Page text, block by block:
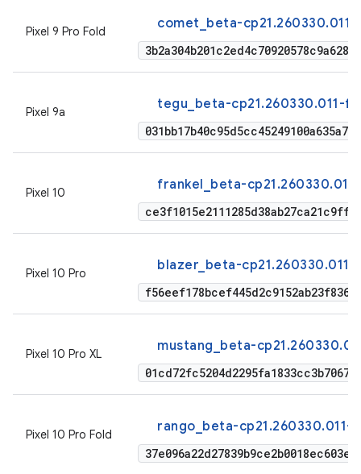
Pixel 9 Pro Fold comet_beta-
Pixel 9a tegu_beta-cp21.260330.011-
Pixel 10 frankel_beta-
Pixel 10 Pro blazer_beta-
Pixel 10 Pro XL mustang_beta-
Pixel 10 Pro Fold rango_beta-